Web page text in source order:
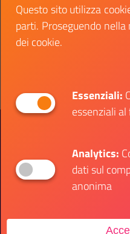
Data inizio:
Data fine:
Contatti
Questo sito utilizza
parti. Proseguendo
dei cookie.
Essenziali:
essenziali
Analytics:
dati sul
anonima